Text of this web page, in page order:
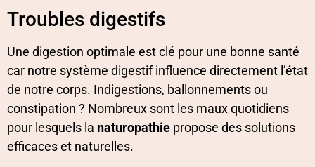
Troubles digestifs
Une digestion optimale est clé pour une bonne santé
car notre système digestif influence directement l’état
de notre corps. Indigestions, ballonnements ou
constipation ? Nombreux sont les maux quotidiens
pour lesquels la naturopathie propose des solutions
efficaces et naturelles.